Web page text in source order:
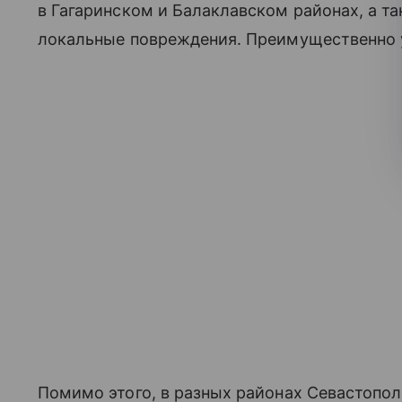
в Гагаринском и Балаклавском районах, а
локальные повреждения. Преимущественно
Помимо этого, в разных районах